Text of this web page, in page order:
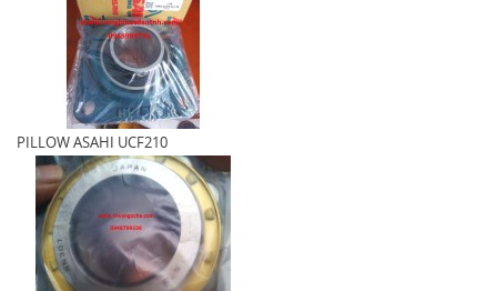
PILLOW ASAHI UCF210